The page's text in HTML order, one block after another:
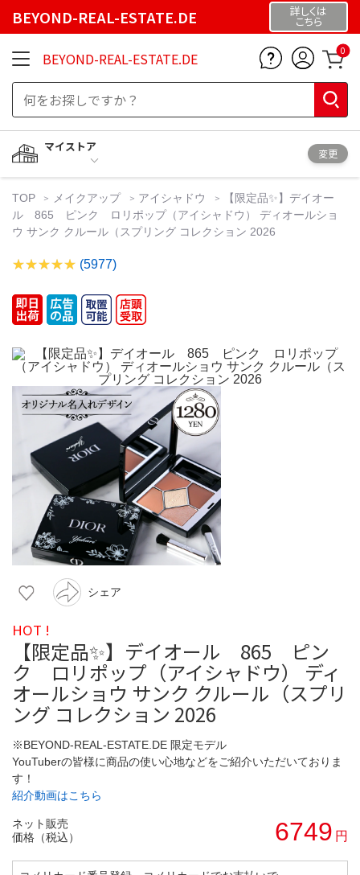
BEYOND-REAL-ESTATE.DE 詳しくは
こちら
BEYOND-REAL-ESTATE.DE 0
マイストア
変更
TOP メイクアップ アイシャドウ
【限定品✨️】デイオー
ル 865 ピンク ロリポップ（アイシャドウ） ディオールショ
ウ サンク クルール（スプリング コレクション 2026
(5977)
シェア
HOT !
【限定品✨️】デイオール 865 ピン
ク ロリポップ（アイシャドウ） ディ
オールショウ サンク クルール（スプリ
ング コレクション 2026
※BEYOND-REAL-ESTATE.DE 限定モデル
YouTuberの皆様に商品の使い心地などをご紹介いただいておりま
す！
紹介動画はこちら
ネット販売
価格（税込）
6749 円